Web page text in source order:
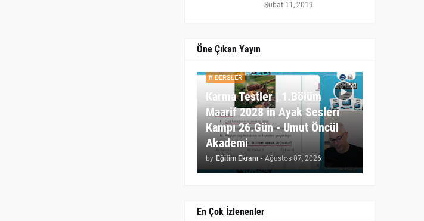
Şubat 11, 2019
Öne Çıkan Yayın
DERSLER
Karma Testler | 1.Bölüm
Maarif 2028 in Ayak Sesleri
Kampı 26.Gün - Umut Öncül
Akademi
by Eğitim Ekranı - Ağustos 07, 2026
En Çok İzlenenler